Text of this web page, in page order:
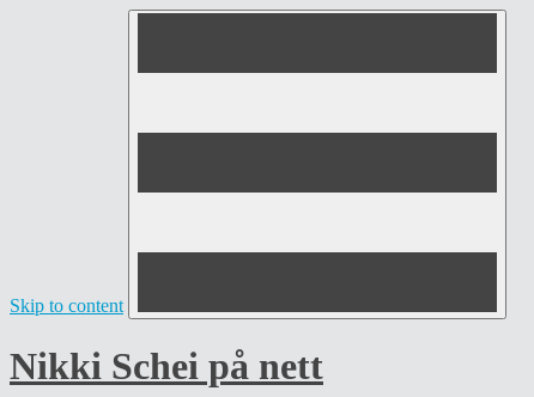
Skip to content
Nikki Schei på nett